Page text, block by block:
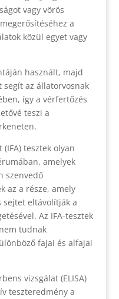
vagy vörös
a
közül egyet vagy
használt, majd
az állatorvosnak
így a vérfertőzés
teszi a
tesztek olyan
amelyek
szenvedő
az a része, amely
sejtet eltávolítják a
Az IFA-tesztek
tudnak
fajai és alfajai
vizsgálat (ELISA)
teszteredmény a